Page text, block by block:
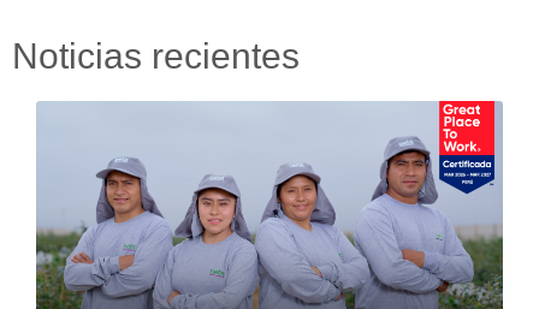
Noticias recientes